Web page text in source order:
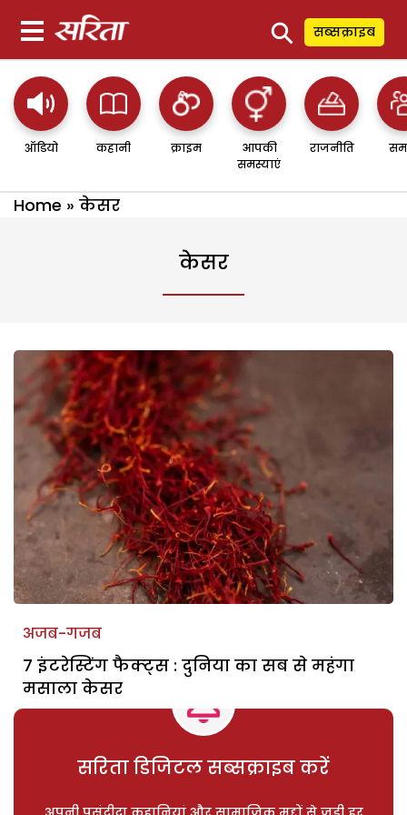
⚲ सब्सक्राइब
ऑडियो कहानी क्राइम
आपकी
समस्याएं
राजनीति
Home » केसर
केसर
अजब-गजब
7 इंटरेस्टिंग फैक्ट्स : दुनिया का सब से महंगा
मसाला केसर
सरिता डिजिटल सब्सक्राइब करें